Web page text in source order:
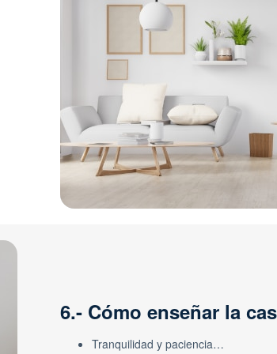
6.- Cómo enseñar la
Tranquilidad y paciencia…